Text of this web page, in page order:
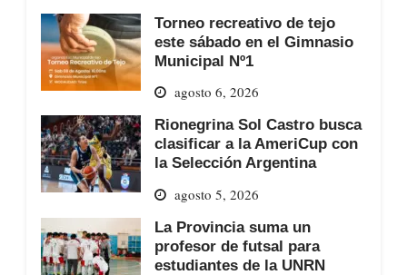
Torneo recreativo de tejo
este sábado en el Gimnasio
Municipal Nº1
agosto 6, 2026
Rionegrina Sol Castro busca
clasificar a la AmeriCup con
la Selección Argentina
agosto 5, 2026
La Provincia suma un
profesor de futsal para
estudiantes de la UNRN